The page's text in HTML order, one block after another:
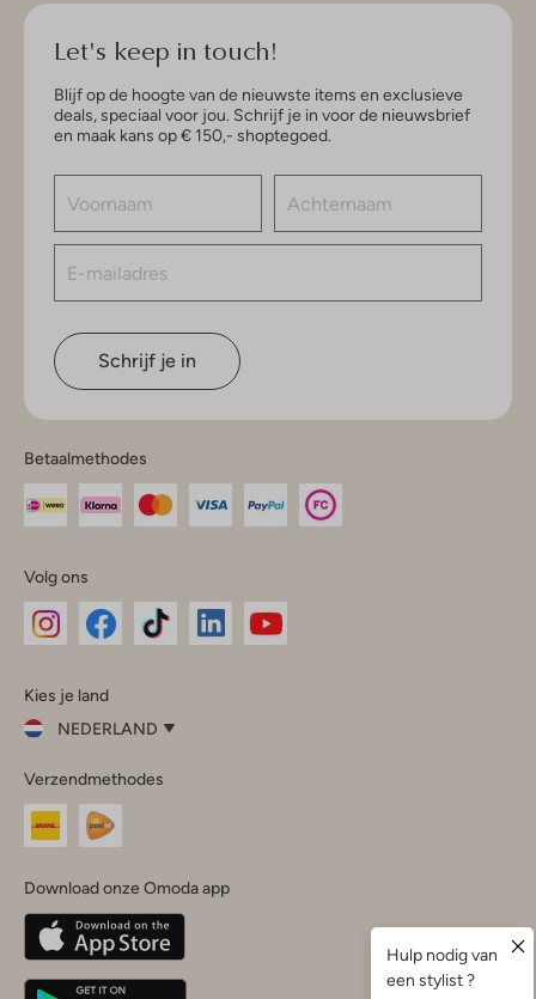
Let's keep in touch!
Blijf op de hoogte van de nieuwste items en exclusieve
deals, speciaal voor jou. Schrijf je in voor de nieuwsbrief
en maak kans op € 150,- shoptegoed.
Schrijf je in
Betaalmethodes
Volg ons
InstagramFacebook
Kies je land
NEDERLAND
je
land
Nederland
Belgique(Français)
Deutschland
Verzendmethodes
Download onze Omoda app